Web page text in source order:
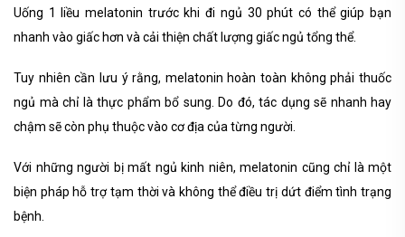
Uống 1 liều melatonin trước khi đi ngủ 30 phút có thể giúp bạn
nhanh vào giấc hơn và cải thiện chất lượng giấc ngủ tổng thể.
Tuy nhiên cần lưu ý rằng, melatonin hoàn toàn không phải thuốc
ngủ mà chỉ là thực phẩm bổ sung. Do đó, tác dụng sẽ nhanh hay
chậm sẽ còn phụ thuộc vào cơ địa của từng người.
Với những người bị mất ngủ kinh niên, melatonin cũng chỉ là một
biện pháp hỗ trợ tạm thời và không thể điều trị dứt điểm tình trạng
bệnh.